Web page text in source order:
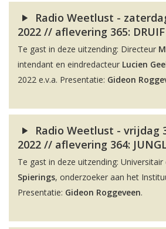
Radio Weetlust -
2022 // aflevering 365: DRUIF
Te gast in deze uitzending: Directeur
intendant en eindredacteur Lucien
2022 e.v.a. Presentatie: Gideon
Radio Weetlust - vrijdag
2022 // aflevering 364:
Te gast in deze uitzending:
Spierings, onderzoeker aan het
Presentatie: Gideon Roggeveen.